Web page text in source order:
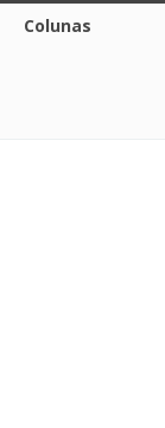
Colunas